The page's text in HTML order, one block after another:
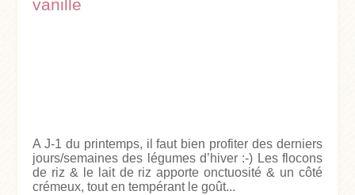
vanille
A J-1 du printemps, il faut bien profiter des derniers
jours/semaines des légumes d’hiver :-) Les flocons
de riz & le lait de riz apporte onctuosité & un côté
crémeux, tout en tempérant le goût...